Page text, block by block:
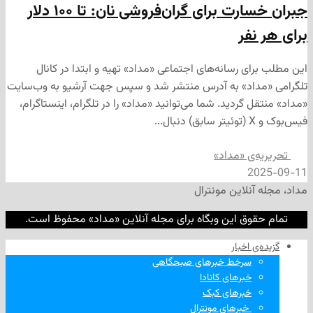
جبران خسارت برای گران‌فروشی نان: تا ۱۰۰ دلار
رسانه‌های اجتماعی «مداد» تهیه و ابتدا در کانال
به آدرس منتشر شد و سپس جهت آرشیو به وب‌سایت
گردید. شما می‌توانید «مداد» را در تلگرام، اینستاگرام،
«مداد»
مونترال
این وبگاه برای مجله آنلاین «مداد» محفوظ است.
اخبار
سرخط خبرهای صبحگاهی
خبرهای کانادا
خبرهای کبک
‌ خبرهای مونترال